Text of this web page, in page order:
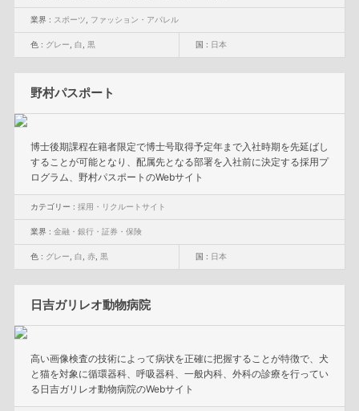
業界 : スポーツ ファッション・アパレル
色 : グレー 白 黒 国 : 日本
野村パスポート
博士後期課程在籍者限定で博士号取得予定年まで入社時期を先延ばし
することが可能となり、配属先となる部署を入社前に決定する採用プ
ログラム、野村パスポートのWebサイト
カテゴリー : 採用・リクルートサイト
業界 : 金融・銀行・証券・保険
色 : グレー 白 赤, 黒 国 : 日本
日吉ガリレオ動物病院
高い画像検査の技術によって病状を正確に把握することが特徴で、犬
と猫を対象に循環器科、呼吸器科、一般内科、外科の診療を行ってい
る日吉ガリレオ動物病院のWebサイト